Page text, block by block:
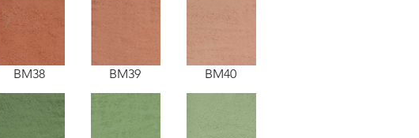
BM38 BM39 BM40